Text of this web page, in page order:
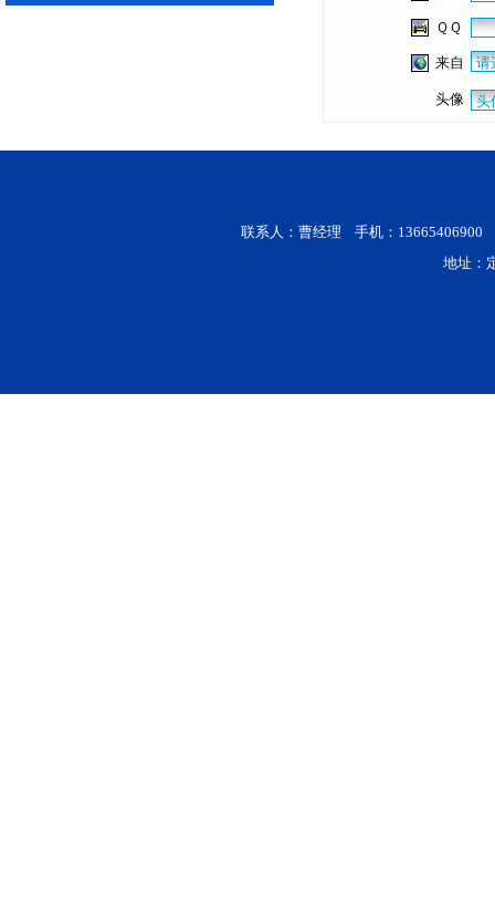
ＱＱ
来自
头像
联系人：曹经理 手机：13665406900
地址：